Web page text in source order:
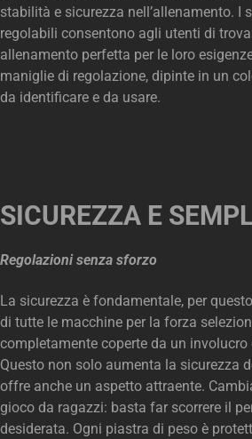
stabilità e sicurezza nell’allenamento. I
regolabili consentono agli utenti di
allenamento perfetta per le loro
maniglie di regolazione, dipinte in un
da identificare e da usare.
SICUREZZA E
Regolazioni senza sforzo
La sicurezza è fondamentale, per
di tutte le macchine per la forza
completamente coperte da un
Questo non solo aumenta la sicurezza
offre anche un aspetto attraente.
gioco da ragazzi: basta far scorrere il
desiderata. Ogni piastra di peso è